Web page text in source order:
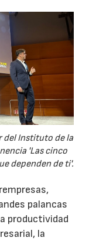
del Instituto de la
'Las cinco
dependen de ti'.
palancas
productividad
la